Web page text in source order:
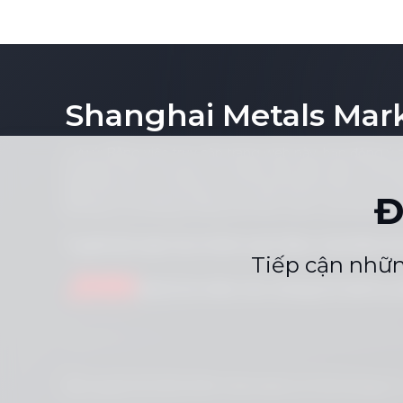
Tiếp cận
Shanghai Metals
không có sự đồng ý bằng văn bản trước của nhà xuất
Bản quyền © 2026 SMM Information & Technology